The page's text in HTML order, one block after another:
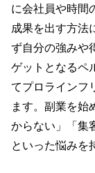
に会社員や時間
成果を出す方法
ず自分の強みや
ゲットとなるペ
てプロラインフ
ます。副業を始
からない」「集
といった悩みを